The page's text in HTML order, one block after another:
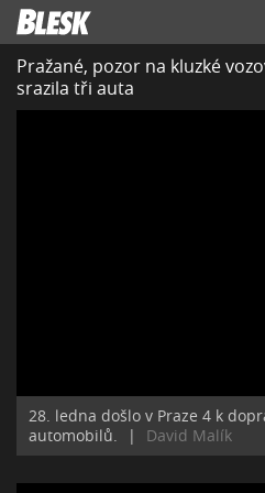
Pražané, pozor na kluzké
srazila tři auta
28. ledna došlo v Praze 4 k
automobilů.
| David Malík